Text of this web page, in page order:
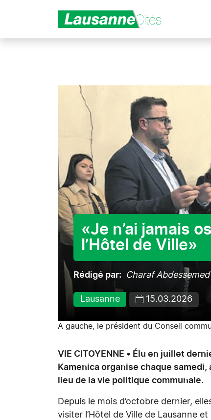
«Je n’ai jamais
l’Hôtel de Ville»
Rédigé par Charaf Abdessemed
Lausanne 15.03.2026
A gauche, le président du Conseil
VIE CITOYENNE • Élu en juillet
Kamenica organise chaque
lieu de la vie politique communale.
Depuis le mois d’octobre dernier,
visiter l’Hôtel de Ville de Lausanne